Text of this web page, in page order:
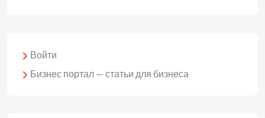
Войти
Бизнес портал — статьи для бизнеса